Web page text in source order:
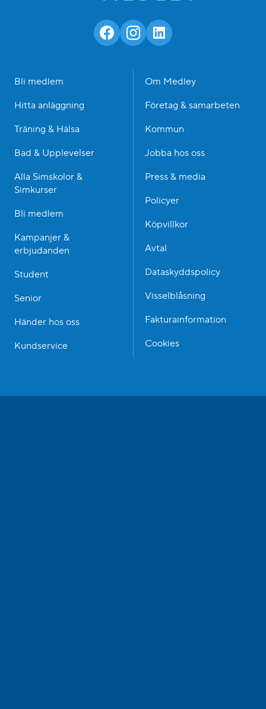
Bli medlem
Hitta anläggning
Träning & Hälsa
Bad & Upplevelser
Alla Simskolor &
Simkurser
Bli medlem
Kampanjer &
erbjudanden
Student
Senior
Händer hos oss
Kundservice
Om Medley
Företag & samarbeten
Kommun
Jobba hos oss
Press & media
Policyer
Köpvillkor
Avtal
Dataskyddspolicy
Visselblåsning
Fakturainformation
Cookies